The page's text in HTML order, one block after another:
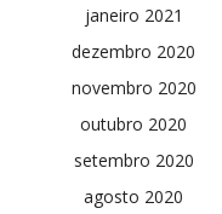
janeiro 2021
dezembro 2020
novembro 2020
outubro 2020
setembro 2020
agosto 2020